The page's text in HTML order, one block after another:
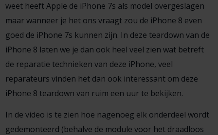
weet heeft Apple de iPhone 7s als model overgeslagen
maar wanneer je het ons vraagt zou de iPhone 8 even
goed de iPhone 7s kunnen zijn. In deze teardown van de
iPhone 8 laten we je dan ook heel veel zien wat betreft
de reparatie technieken van deze iPhone, veel
reparateurs vinden het dan ook interessant om deze
iPhone 8 teardown van ruim een uur te bekijken.
In de video is te zien hoe nagenoeg elk onderdeel wordt
gedemonteerd (behalve de module voor het draadloos